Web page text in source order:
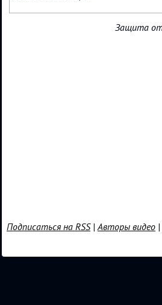
Защита
Подписаться на RSS|Авторы видео |